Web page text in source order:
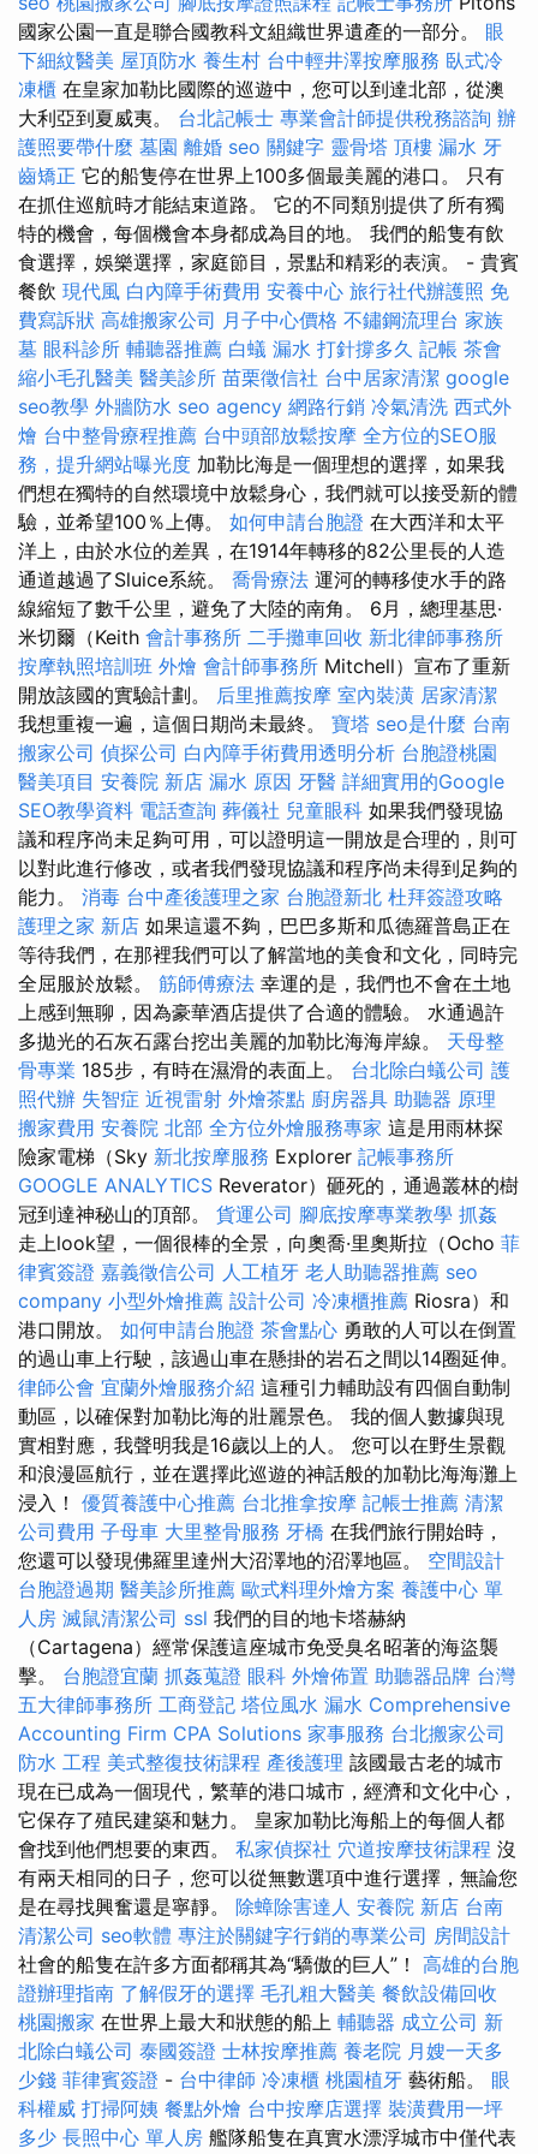
國家公園一直是聯合國教科文組織世界遺產的一部分。 眼
下細紋醫美 屋頂防水 養生村 台中輕井澤按摩服務 臥式冷
凍櫃 在皇家加勒比國際的巡遊中，您可以到達北部，從澳
大利亞到夏威夷。 台北記帳士 專業會計師提供稅務諮詢 辦
護照要帶什麼 墓園 離婚 seo 關鍵字 靈骨塔 頂樓 漏水 牙
齒矯正 它的船隻停在世界上100多個最美麗的港口。 只有
在抓住巡航時才能結束道路。 它的不同類別提供了所有獨
特的機會，每個機會本身都成為目的地。 我們的船隻有飲
食選擇，娛樂選擇，家庭節目，景點和精彩的表演。 - 貴賓
餐飲 現代風 白內障手術費用 安養中心 旅行社代辦護照 免
費寫訴狀 高雄搬家公司 月子中心價格 不鏽鋼流理台 家族
墓 眼科診所 輔聽器推薦 白蟻 漏水 打針撐多久 記帳 茶會
縮小毛孔醫美 醫美診所 苗栗徵信社 台中居家清潔 google
seo教學 外牆防水 seo agency 網路行銷 冷氣清洗 西式外
燴 台中整骨療程推薦 台中頭部放鬆按摩 全方位的SEO服
務，提升網站曝光度 加勒比海是一個理想的選擇，如果我
們想在獨特的自然環境中放鬆身心，我們就可以接受新的體
驗，並希望100％上傳。 如何申請台胞證 在大西洋和太平
洋上，由於水位的差異，在1914年轉移的82公里長的人造
通道越過了Sluice系統。 喬骨療法 運河的轉移使水手的路
線縮短了數千公里，避免了大陸的南角。 6月，總理基思·
米切爾（Keith 會計事務所 二手攤車回收 新北律師事務所
按摩執照培訓班 外燴 會計師事務所 Mitchell）宣布了重新
開放該國的實驗計劃。 后里推薦按摩 室內裝潢 居家清潔
我想重複一遍，這個日期尚未最終。 寶塔 seo是什麼 台南
搬家公司 偵探公司 白內障手術費用透明分析 台胞證桃園
醫美項目 安養院 新店 漏水 原因 牙醫 詳細實用的Google
SEO教學資料 電話查詢 葬儀社 兒童眼科 如果我們發現協
議和程序尚未足夠可用，可以證明這一開放是合理的，則可
以對此進行修改，或者我們發現協議和程序尚未得到足夠的
能力。 消毒 台中產後護理之家 台胞證新北 杜拜簽證攻略
護理之家 新店 如果這還不夠，巴巴多斯和瓜德羅普島正在
等待我們，在那裡我們可以了解當地的美食和文化，同時完
全屈服於放鬆。 筋師傅療法 幸運的是，我們也不會在土地
上感到無聊，因為豪華酒店提供了合適的體驗。 水通過許
多拋光的石灰石露台挖出美麗的加勒比海海岸線。 天母整
骨專業 185步，有時在濕滑的表面上。 台北除白蟻公司 護
照代辦 失智症 近視雷射 外燴茶點 廚房器具 助聽器 原理
搬家費用 安養院 北部 全方位外燴服務專家 這是用雨林探
險家電梯（Sky 新北按摩服務 Explorer 記帳事務所
GOOGLE ANALYTICS Reverator）砸死的，通過叢林的樹
冠到達神秘山的頂部。 貨運公司 腳底按摩專業教學 抓姦
走上look望，一個很棒的全景，向奧喬·里奧斯拉（Ocho 菲
律賓簽證 嘉義徵信公司 人工植牙 老人助聽器推薦 seo
company 小型外燴推薦 設計公司 冷凍櫃推薦 Riosra）和
港口開放。 如何申請台胞證 茶會點心 勇敢的人可以在倒置
的過山車上行駛，該過山車在懸掛的岩石之間以14圈延伸。
律師公會 宜蘭外燴服務介紹 這種引力輔助設有四個自動制
動區，以確保對加勒比海的壯麗景色。 我的個人數據與現
實相對應，我聲明我是16歲以上的人。 您可以在野生景觀
和浪漫區航行，並在選擇此巡遊的神話般的加勒比海海灘上
浸入！ 優質養護中心推薦 台北推拿按摩 記帳士推薦 清潔
公司費用 子母車 大里整骨服務 牙橋 在我們旅行開始時，
您還可以發現佛羅里達州大沼澤地的沼澤地區。 空間設計
台胞證過期 醫美診所推薦 歐式料理外燴方案 養護中心 單
人房 滅鼠清潔公司 ssl 我們的目的地卡塔赫納
（Cartagena）經常保護這座城市免受臭名昭著的海盜襲
擊。 台胞證宜蘭 抓姦蒐證 眼科 外燴佈置 助聽器品牌 台灣
五大律師事務所 工商登記 塔位風水 漏水 Comprehensive
Accounting Firm CPA Solutions 家事服務 台北搬家公司
防水 工程 美式整復技術課程 產後護理 該國最古老的城市
現在已成為一個現代，繁華的港口城市，經濟和文化中心，
它保存了殖民建築和魅力。 皇家加勒比海船上的每個人都
會找到他們想要的東西。 私家偵探社 穴道按摩技術課程 沒
有兩天相同的日子，您可以從無數選項中進行選擇，無論您
是在尋找興奮還是寧靜。 除蟑除害達人 安養院 新店 台南
清潔公司 seo軟體 專注於關鍵字行銷的專業公司 房間設計
社會的船隻在許多方面都稱其為“驕傲的巨人”！ 高雄的台胞
證辦理指南 了解假牙的選擇 毛孔粗大醫美 餐飲設備回收
桃園搬家 在世界上最大和狀態的船上 輔聽器 成立公司 新
北除白蟻公司 泰國簽證 士林按摩推薦 養老院 月嫂一天多
少錢 菲律賓簽證 - 台中律師 冷凍櫃 桃園植牙 藝術船。 眼
科權威 打掃阿姨 餐點外燴 台中按摩店選擇 裝潢費用一坪
多少 長照中心 單人房 艦隊船隻在真實水漂浮城市中僅代表